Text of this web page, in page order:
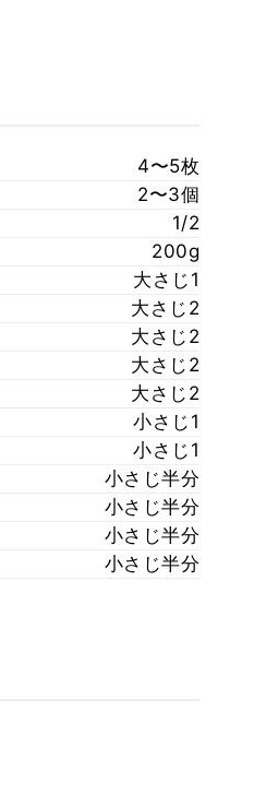
4〜5枚
2〜3個
1/2
200g
大さじ1
大さじ2
大さじ2
大さじ2
大さじ2
小さじ1
小さじ1
小さじ半分
小さじ半分
小さじ半分
小さじ半分